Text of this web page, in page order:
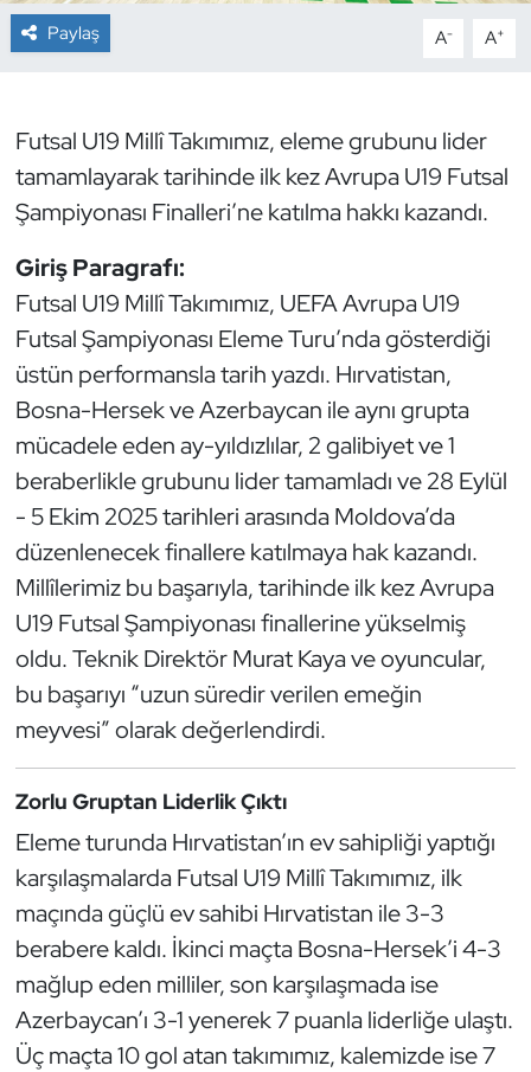
Paylaş A- A+
Futsal U19 Millî Takımımız, eleme grubunu lider
tamamlayarak tarihinde ilk kez Avrupa U19 Futsal
Şampiyonası Finalleri’ne katılma hakkı kazandı.
Giriş Paragrafı:
Futsal U19 Millî Takımımız, UEFA Avrupa U19
Futsal Şampiyonası Eleme Turu’nda gösterdiği
üstün performansla tarih yazdı. Hırvatistan,
Bosna-Hersek ve Azerbaycan ile aynı grupta
mücadele eden ay-yıldızlılar, 2 galibiyet ve 1
beraberlikle grubunu lider tamamladı ve 28 Eylül
- 5 Ekim 2025 tarihleri arasında Moldova’da
düzenlenecek finallere katılmaya hak kazandı.
Millîlerimiz bu başarıyla, tarihinde ilk kez Avrupa
U19 Futsal Şampiyonası finallerine yükselmiş
oldu. Teknik Direktör Murat Kaya ve oyuncular,
bu başarıyı “uzun süredir verilen emeğin
meyvesi” olarak değerlendirdi.
Zorlu Gruptan Liderlik Çıktı
Eleme turunda Hırvatistan’ın ev sahipliği yaptığı
karşılaşmalarda Futsal U19 Millî Takımımız, ilk
maçında güçlü ev sahibi Hırvatistan ile 3-3
berabere kaldı. İkinci maçta Bosna-Hersek’i 4-3
mağlup eden milliler, son karşılaşmada ise
Azerbaycan’ı 3-1 yenerek 7 puanla liderliğe ulaştı.
Üç maçta 10 gol atan takımımız, kalemizde ise 7
Dans Sporları
E-Spor
Eskrim
Futbol
Futsal
Genel
Golf
Güreş
Halter
Hava Sporları
Hentbol
Judo ve Kuraş
Kano ve Rafting
Karate
Kayak
Kempo